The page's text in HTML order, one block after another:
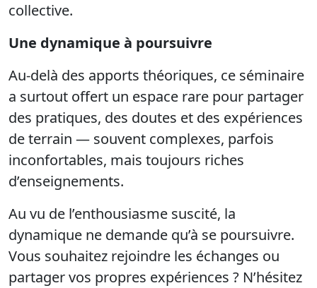
collective.
Une dynamique à poursuivre
Au-delà des apports théoriques, ce séminaire
a surtout offert un espace rare pour partager
des pratiques, des doutes et des expériences
de terrain — souvent complexes, parfois
inconfortables, mais toujours riches
d’enseignements.
Au vu de l’enthousiasme suscité, la
dynamique ne demande qu’à se poursuivre.
Vous souhaitez rejoindre les échanges ou
partager vos propres expériences ? N’hésitez